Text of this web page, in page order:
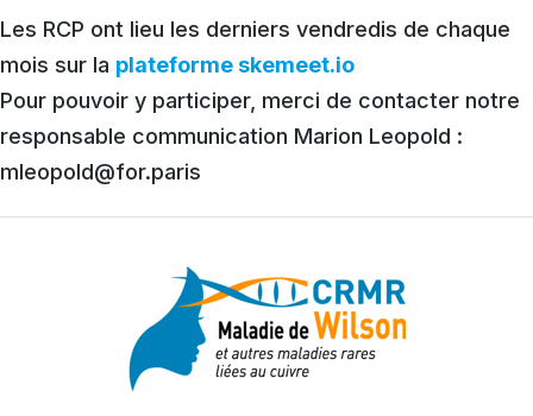
Les RCP ont lieu les derniers vendredis de chaque
mois sur la plateforme skemeet.io
Pour pouvoir y participer, merci de contacter notre
responsable communication Marion Leopold :
mleopold@for.paris